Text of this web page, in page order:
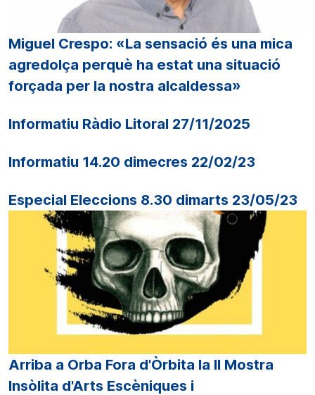
Miguel Crespo: «La sensació és una mica
agredolça perquè ha estat una situació
forçada per la nostra alcaldessa»
Informatiu Ràdio Litoral 27/11/2025
Informatiu 14.20 dimecres 22/02/23
Especial Eleccions 8.30 dimarts 23/05/23
Arriba a Orba Fora d'Òrbita la II Mostra
Insòlita d'Arts Escèniques i